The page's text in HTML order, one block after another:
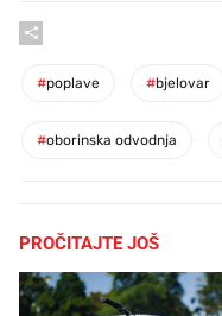
#poplave #bjelovar
#oborinska odvodnja
PROČITAJTE JOŠ